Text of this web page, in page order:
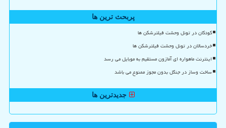
پربحث ترین ها
کودکان در تونل وحشت فیلترشکن ها
خردسالان در تونل وحشت فیلترشکن ها
اینترنت ماهواره ای آمازون مستقیم به موبایل می رسد
ساخت وساز در جنگل بدون مجوز ممنوع می باشد
جدیدترین ها